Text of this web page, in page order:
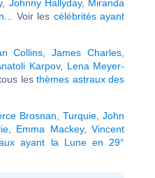
, Johnny Hallyday, Miranda
... Voir les célébrités ayant
Collins ,James Charles
Karpov, Lena Meyer-
tous lesthèmes astraux des
Brosnan Turquie,John
Emma Mackey,Vincent
ayant la Lune en 29°